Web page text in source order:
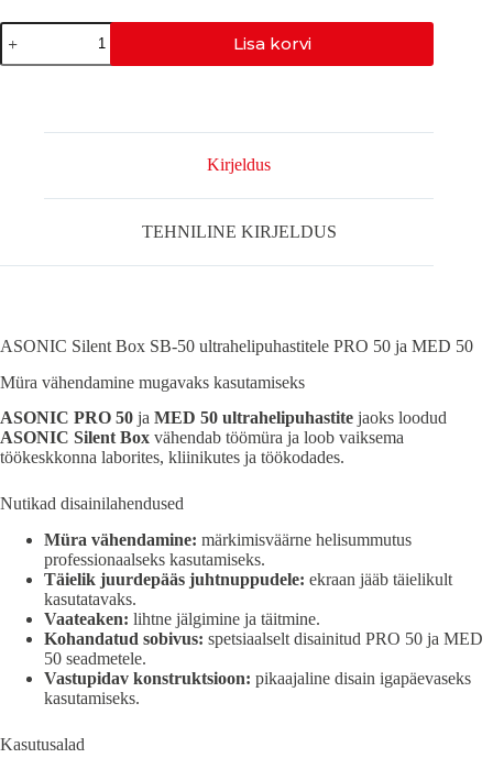
SILENTBOX
PRO-
50
Lisa korvi
Kirjeldus
TEHNILINE KIRJELDUS
ASONIC Silent Box SB-50 ultrahelipuhastitele PRO 50 ja MED 50
Müra vähendamine mugavaks kasutamiseks
ASONIC PRO 50 ja MED 50 ultrahelipuhastite jaoks loodud
ASONIC Silent Box vähendab töömüra ja loob vaiksema
töökeskkonna laborites, kliinikutes ja töökodades.
Nutikad disainilahendused
Müra vähendamine: märkimisväärne helisummutus
professionaalseks kasutamiseks.
Täielik juurdepääs juhtnuppudele: ekraan jääb täielikult
kasutatavaks.
Vaateaken: lihtne jälgimine ja täitmine.
Kohandatud sobivus: spetsiaalselt disainitud PRO 50 ja MED
50 seadmetele.
Vastupidav konstruktsioon: pikaajaline disain igapäevaseks
kasutamiseks.
Kasutusalad